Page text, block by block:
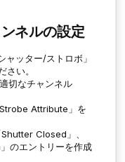
ネルの設定
ャッター/ストロボ」
い。
切なチャンネル
Strobe Attribute 」を
Shutter Closed 」、
」のエントリーを作成